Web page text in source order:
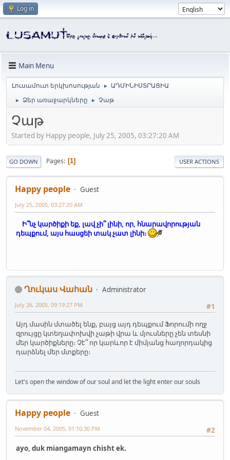
Log in
Main Menu
Լուսամուտ երկխոսության ► ԱԴՄԻՆԻՍՏՐԱՑԻԱ
► Ձեր առաջարկները ► Չաթ
Չաթ
Started by Happy people, July 25, 2005, 03:27:20 AM
GO DOWN Pages 1 USER ACTIONS
Happy people Guest
July 25, 2005, 03:27:20 AM
Ի՞նչ կարծիքի եք, լավ չի՞ լինի, որ, հնարավորության
դեպքում, այս հասցեի տակ չատ լինի։
Ղուկաս Վահան
Administrator
#1
July 26, 2005, 09:19:27 PM
Այդ մասին մտածել ենք, բայց այդ դեպքում Ֆորումի ողջ
զրույցը կտեղափոխվի չաթի վրա և մյուսները չեն տեսնի
մեր կարծիքները։ Չէ՞ որ կարևոր է միմյանց հաղորդակից
դարձնել մեր մտքերը։
Let's open the window of our soul and let the light enter our souls
Happy people
Guest
#2
November 04, 2005, 01:10:30 PM
ayo, duk miangamayn chisht ek.